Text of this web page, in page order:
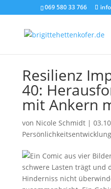
069 580 33 766
Resilienz
40:
mit Ankern
von Nicole Schmidt|
Persönlichkeitsentwicklung